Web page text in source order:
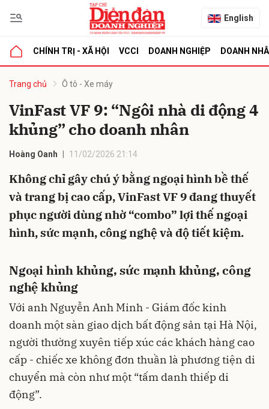
English
CHÍNH TRỊ - XÃ HỘI VCCI DOANH NGHIỆP DOANH
Trang chủ Ô tô - Xe máy
VinFast VF 9: “Ngôi nhà di động 4
khủng” cho doanh nhân
Hoàng Oanh 11/02/2026 21:14
Không chỉ gây chú ý bằng ngoại hình bề thế
và trang bị cao cấp, VinFast VF 9 đang thuyết
phục người dùng nhờ “combo” lợi thế ngoại
hình, sức mạnh, công nghệ và độ tiết kiệm.
Ngoại hình khủng, sức mạnh khủng, công
nghệ khủng
Với anh Nguyễn Anh Minh - Giám đốc kinh
doanh một sàn giao dịch bất động sản tại Hà Nội,
người thường xuyên tiếp xúc các khách hàng cao
cấp - chiếc xe không đơn thuần là phương tiện di
chuyển mà còn như một “tấm danh thiếp di
động”.
luận
Hủy